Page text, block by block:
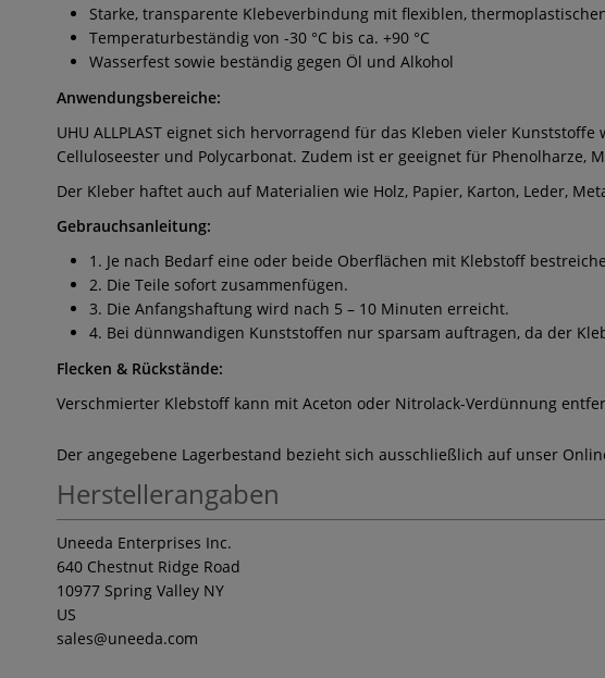
Starke, transparente Klebeverbindung mit flexiblen,
Temperaturbeständig von -30 °C bis ca. +90 °C
Wasserfest sowie beständig gegen Öl und Alkohol
Anwendungsbereiche:
UHU ALLPLAST eignet sich hervorragend für das Kleben vieler
Celluloseester und Polycarbonat. Zudem ist er geeignet für Phenolharze,
Der Kleber haftet auch auf Materialien wie Holz, Papier, Karton, Leder,
Gebrauchsanleitung:
1. Je nach Bedarf eine oder beide Oberflächen mit Klebstoff
2. Die Teile sofort zusammenfügen.
3. Die Anfangshaftung wird nach 5 – 10 Minuten erreicht.
4. Bei dünnwandigen Kunststoffen nur sparsam auftragen, da der
Flecken & Rückstände:
Verschmierter Klebstoff kann mit Aceton oder Nitrolack-Verdünnung
Der angegebene Lagerbestand bezieht sich ausschließlich auf unser
Herstellerangaben
Uneeda Enterprises Inc.
640 Chestnut Ridge Road
10977 Spring Valley NY
US
sales@uneeda.com